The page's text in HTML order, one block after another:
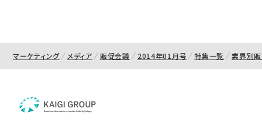
マーケティング メディア 販促会議 2014年01月号 特集一覧 業界別